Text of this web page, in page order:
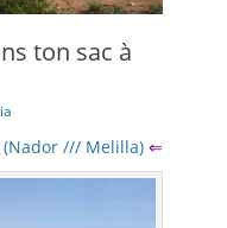
ton sac à
/// Melilla) ⇐